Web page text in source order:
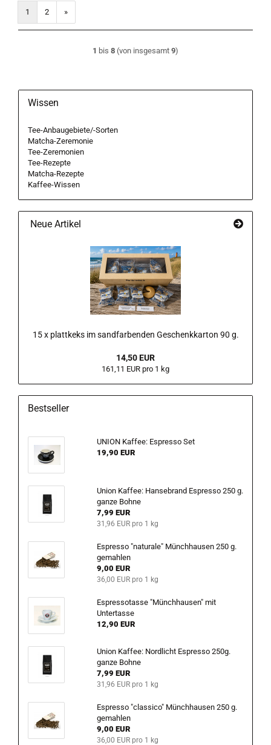
1 2 »
1 bis 8 (von insgesamt 9)
Wissen
Tee-Anbaugebiete/-Sorten
Matcha-Zeremonie
Tee-Zeremonien
Tee-Rezepte
Matcha-Rezepte
Kaffee-Wissen
Neue Artikel
15 x plattkeks im sandfarbenden Geschenkkarton 90 g.
14,50 EUR
161,11 EUR pro 1 kg
Bestseller
UNION Kaffee: Espresso Set
19,90 EUR
Union Kaffee: Hansebrand Espresso 250 g.
ganze Bohne
7,99 EUR
31,96 EUR pro 1 kg
Espresso "naturale" Münchhausen 250 g.
gemahlen
9,00 EUR
36,00 EUR pro 1 kg
Espressotasse "Münchhausen" mit
Untertasse
12,90 EUR
Union Kaffee: Nordlicht Espresso 250g.
ganze Bohne
7,99 EUR
31,96 EUR pro 1 kg
Espresso "classico" Münchhausen 250 g.
gemahlen
9,00 EUR
36,00 EUR pro 1 kg